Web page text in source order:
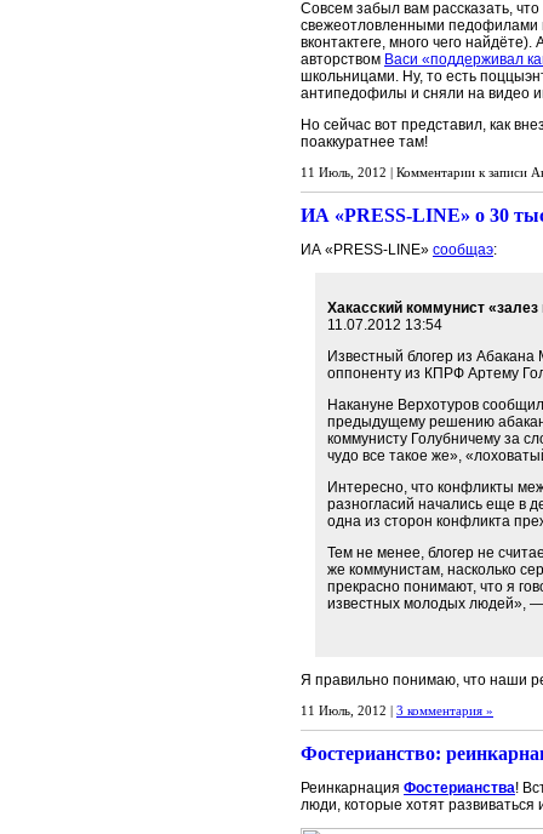
Совсем забыл вам рассказать,
свежеотловленными педофилами
вконтактеге, много чего
авторством Васи «поддерживал
школьницами. Ну, то есть
антипедофилы и сняли на видео
Но сейчас вот представил, как
поаккуратнее там!
11 Июль, 2012 | Комментарии к записи
ИА «PRESS-LINE» о 30
ИА «PRESS-LINE» сообщаэ:
Хакасский коммунист
11.07.2012 13:54
Известный блогер из
оппоненту из КПРФ Артему
Накануне Верхотуров
предыдущему решению
коммунисту Голубничему за
чудо все такое же»,
Интересно, что конфликты
разногласий начались еще в
одна из сторон конфликта
Тем не менее, блогер не
же коммунистам, насколько
прекрасно понимают, что я
известных молодых людей»,
Я правильно понимаю, что наши
11 Июль, 2012 | 3 комментария »
Фостерианство:
Реинкарнация Фостерианства!
люди, которые хотят